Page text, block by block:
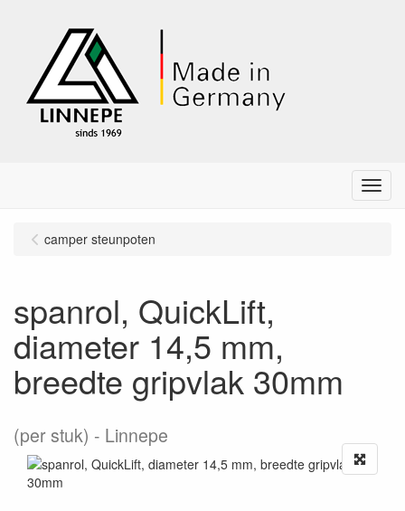
Menu
camper steunpoten
spanrol, QuickLift,
diameter 14,5 mm,
breedte gripvlak 30mm
(per stuk) Linnepe